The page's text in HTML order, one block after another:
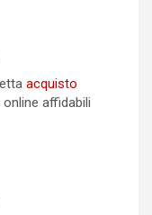
acquisto
affidabili